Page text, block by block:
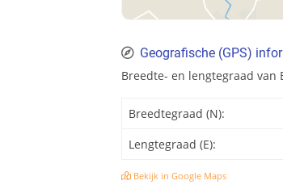
Geografische (GPS)
Breedte- en lengtegraad van
Breedtegraad (N):
Lengtegraad (E):
Bekijk in Google Maps